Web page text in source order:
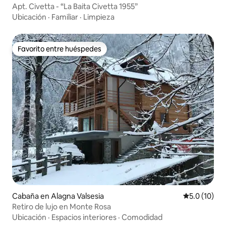
Apt. Civetta - “La Baita Civetta 1955”
Ubicación · Familiar · Limpieza
Favorito entre huéspedes
Favorito entre huéspedes
Cabaña en Alagna Valsesia Calificación
5.0 (10)
Retiro de lujo en Monte Rosa
Ubicación · Espacios interiores · Comodidad